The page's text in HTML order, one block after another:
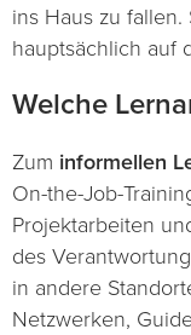
ins Haus zu
hauptsächlich auf
Welche
Zum informellen
On-the-Job-
Projektarbeiten
des
in andere
Netzwerken,